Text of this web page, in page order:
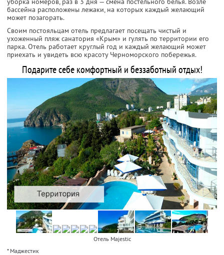
бассейна расположены лежаки, на которых каждый желающий
может позагорать.
Своим постояльцам отель предлагает посещать чистый и
ухоженный пляж санатория «Крым» и гулять по территории его
парка. Отель работает круглый год и каждый желающий может
приехать и увидеть всю красоту Черноморского побережья.
Подарите себе комфортный и беззаботный отдых!
Отель Majestic
* Маджестик